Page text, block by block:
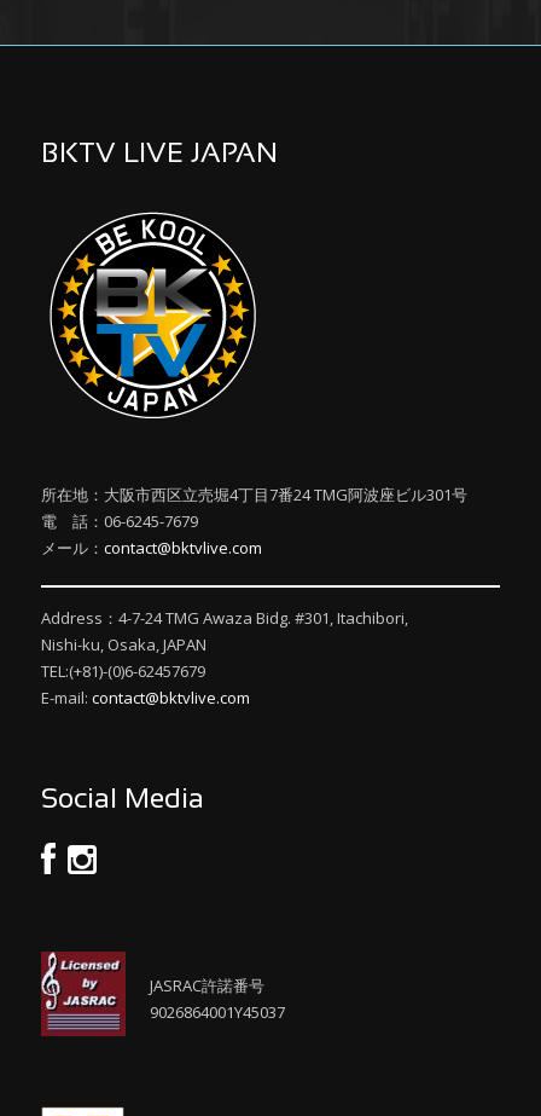
BKTV LIVE JAPAN
所在地：大阪市西区立売堀4丁目7番24 TMG阿波座ビル301号
電 話：06-6245-7679
メール： contact@bktvlive.com
Address：4-7-24 TMG Awaza Bidg. #301, Itachibori,
Nishi-ku, Osaka, JAPAN
TEL:(+81)-(0)6-62457679
E-mail: contact@bktvlive.com
Social Media
JASRAC許諾番号
9026864001Y45037